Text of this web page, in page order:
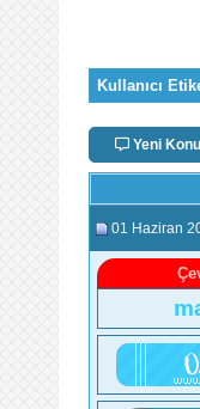
Kullanıcı
Yeni Konu
01 Haziran